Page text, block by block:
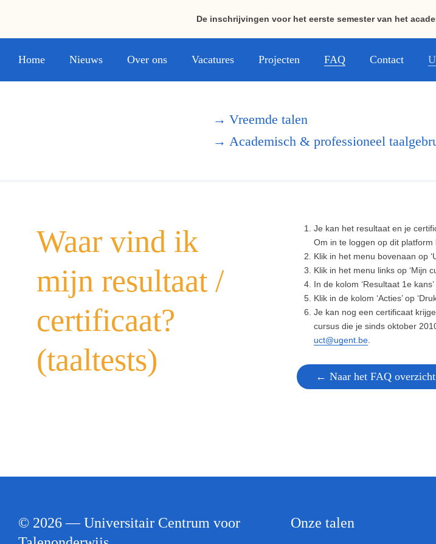
De inschrijvingen voor het eerste semester van het
Home Nieuws Over ons Vacatures Projecten FAQ Contact
→ Vreemde talen
→ Academisch & professioneel
Projecten
FAQ
Waar vind ik
mijn resultaat /
certificaat?
(taaltests)
Je kan het resultaat en je
Om in te loggen op dit platform
Klik in het menu bovenaan op
Klik in het menu links op ‘Mijn
In de kolom ‘Resultaat 1e
Klik in de kolom ‘Acties’ op
Je kan nog een certificaat
cursus die je sinds oktober
uct@ugent.be.
← Naar het FAQ overzicht
© 2026 — Universitair Centrum voor
Onze talen